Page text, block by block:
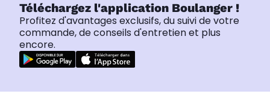
Téléchargez l'application Boulanger !
Profitez d'avantages exclusifs, du suivi de votre
commande, de conseils d'entretien et plus
encore.